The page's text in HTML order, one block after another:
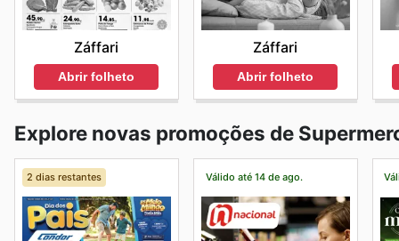
Záffari
Abrir folheto
Záffari
Abrir folheto
Explore novas promoções de
2 dias restantes Válido até 14 de ago.